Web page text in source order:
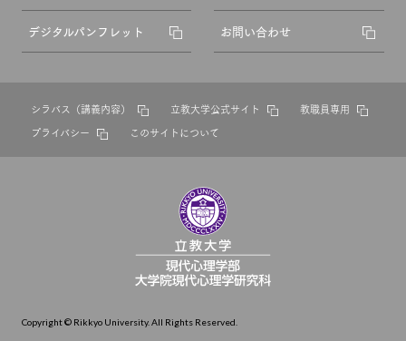
デジタルパンフレット お問い合わせ
シラバス（講義内容） 立教大学公式サイト
教職員専用
プライバシー
このサイトについて
Copyright © Rikkyo University. All Rights Reserved.